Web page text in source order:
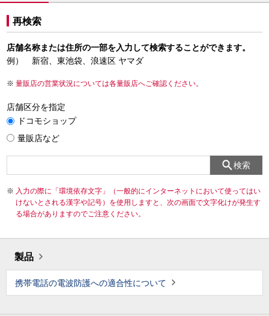
再検索
店舗名称または住所の一部を入力して検索することができます。
例） 新宿、東池袋、浪速区 ヤマダ
量販店の営業状況については各量販店へご確認ください。
店舗区分を指定
ドコモショップ
量販店など
検索
入力の際に「環境依存文字」（一般的にインターネットにおいて使ってはい
けないとされる漢字や記号）を使用しますと、次の画面で文字化けが発生す
る場合がありますのでご注意ください。
製品
携帯電話の電波防護への適合性について